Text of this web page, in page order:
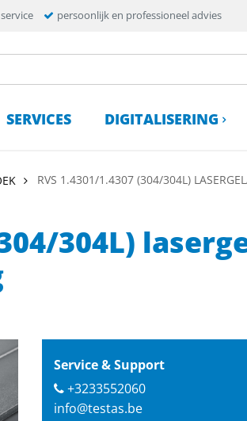
persoonlijk en professioneel advies
SERVICES DIGITALISERING
RVS 1.4301/1.4307 (304/304L)
304L)
Service & Support
+3233552060
info@testas.be